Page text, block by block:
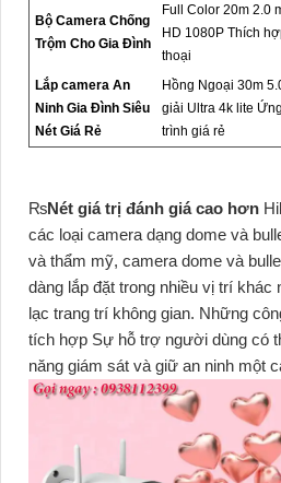
Bộ Camera Chống
Trộm Cho Gia Đình
Full Color 20m 2.0
HD 1080P Thích
thoại
Lắp camera An
Ninh Gia Đình Siêu
Nét Giá Rẻ
Hồng Ngoại 30m
giải Ultra 4k lite
trình giá rẻ
₨Nét giá trị đánh giá cao hơn
các loại camera dạng dome và
và thẩm mỹ, camera dome và
dàng lắp đặt trong nhiều vị trí khác
lạc trang trí không gian. Những
tích hợp Sự hỗ trợ người dùng có
năng giám sát và giữ an ninh một